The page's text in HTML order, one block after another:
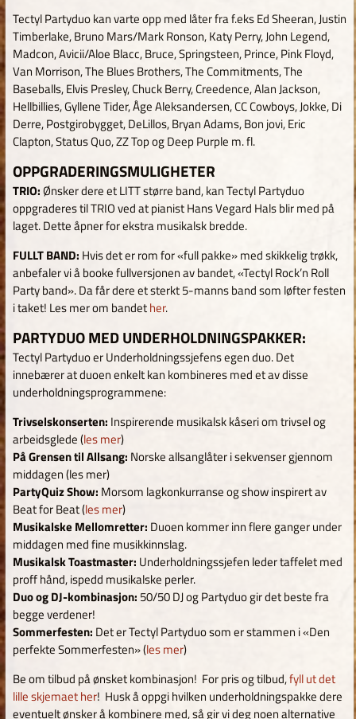
Tectyl Partyduo kan varte opp med låter fra f.eks Ed Sheeran, Justin
Timberlake, Bruno Mars/Mark Ronson, Katy Perry, John Legend,
Madcon, Avicii/Aloe Blacc, Bruce, Springsteen, Prince, Pink Floyd,
Van Morrison, The Blues Brothers, The Commitments, The
Baseballs, Elvis Presley, Chuck Berry, Creedence, Alan Jackson,
Hellbillies, Gyllene Tider, Åge Aleksandersen, CC Cowboys, Jokke, Di
Derre, Postgirobygget, DeLillos, Bryan Adams, Bon jovi, Eric
Clapton, Status Quo, ZZ Top og Deep Purple m. fl.
OPPGRADERINGSMULIGHETER
TRIO:Ønsker dere et LITT større band, kan Tectyl Partyduo
oppgraderes til TRIO ved at pianist Hans Vegard Hals blir med på
laget. Dette åpner for ekstra musikalsk bredde.
FULLT BAND: Hvis det er rom for «full pakke» med skikkelig trøkk,
anbefaler vi å booke fullversjonen av bandet, «Tectyl Rock’n Roll
Party band». Da får dere et sterkt 5-manns band som løfter festen
i taket! Les mer om bandether.
PARTYDUO MED UNDERHOLDNINGSPAKKER:
Tectyl Partyduo er Underholdningssjefens egen duo. Det
innebærer at duoen enkelt kan kombineres med et av disse
underholdningsprogrammene:
Trivselskonserten: Inspirerende musikalsk kåseri om trivsel og
arbeidsglede (les mer)
På Grensen til Allsang: Norske allsanglåter i sekvenser gjennom
middagen (les mer)
PartyQuiz Show: Morsom lagkonkurranse og show inspirert av
Beat for Beat (les mer)
Musikalske Mellomretter: Duoen kommer inn flere ganger under
middagen med fine musikkinnslag.
Musikalsk Toastmaster: Underholdningssjefen leder taffelet med
proff hånd, ispedd musikalske perler.
Duo og DJ-kombinasjon: 50/50 DJ og Partyduo gir det beste fra
begge verdener!
Sommerfesten: Det er Tectyl Partyduo som er stammen i «Den
perfekte Sommerfesten» (les mer)
Be om tilbud på ønsket kombinasjon! For pris og tilbud,fyll ut det
lille skjemaet her! Husk å oppgi hvilken underholdningspakke dere
eventuelt ønsker å kombinere med, så gir vi deg noen alternative